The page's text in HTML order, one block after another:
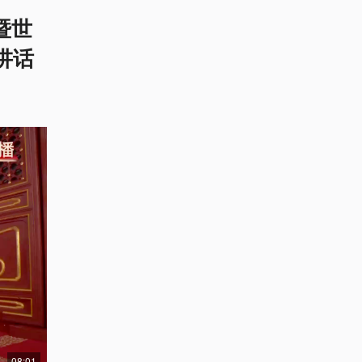
世
话